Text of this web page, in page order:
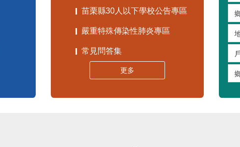
苗栗縣30人以下學校公告專區
嚴重特殊傳染性肺炎專區
常見問答集
更多